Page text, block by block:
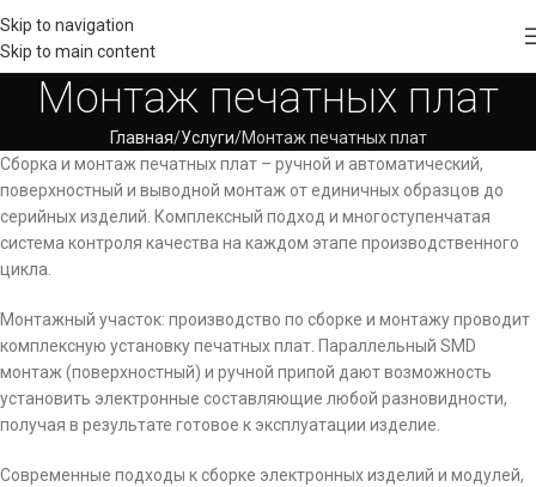
Skip to navigation
Skip to main content
Монтаж печатных плат
Главная Услуги Монтаж печатных плат
Сборка и монтаж печатных плат – ручной и автоматический,
поверхностный и выводной монтаж от единичных образцов до
серийных изделий. Комплексный подход и многоступенчатая
система контроля качества на каждом этапе производственного
цикла.
Монтажный участок: производство по сборке и монтажу проводит
комплексную установку печатных плат. Параллельный SMD
монтаж (поверхностный) и ручной припой дают возможность
установить электронные составляющие любой разновидности,
получая в результате готовое к эксплуатации изделие.
Современные подходы к сборке электронных изделий и модулей,